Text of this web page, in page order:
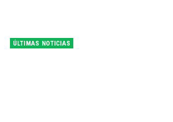
ÚLTIMAS NOTICIAS